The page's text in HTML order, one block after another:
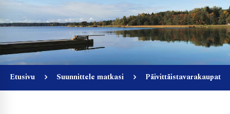
Etusivu Suunnittele matkasi Päivittäistavarakaupat